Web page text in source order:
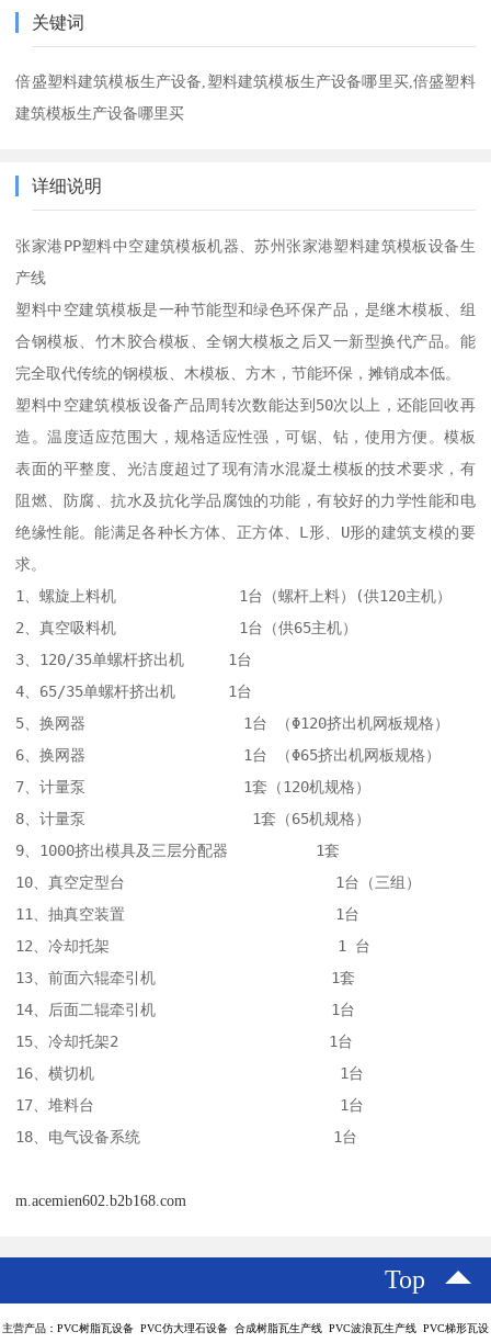
关键词
倍盛塑料建筑模板生产设备,塑料建筑模板生产设备哪里买,倍盛塑料
建筑模板生产设备哪里买
详细说明
张家港PP塑料中空建筑模板机器、苏州张家港塑料建筑模板设备生
产线
塑料中空建筑模板是一种节能型和绿色环保产品，是继木模板、组
合钢模板、竹木胶合模板、全钢大模板之后又一新型换代产品。能
完全取代传统的钢模板、木模板、方木，节能环保，摊销成本低。
塑料中空建筑模板设备产品周转次数能达到50次以上，还能回收再
造。温度适应范围大，规格适应性强，可锯、钻，使用方便。模板
表面的平整度、光洁度超过了现有清水混凝土模板的技术要求，有
阻燃、防腐、抗水及抗化学品腐蚀的功能，有较好的力学性能和电
绝缘性能。能满足各种长方体、正方体、L形、U形的建筑支模的要
求。
1、螺旋上料机              1台（螺杆上料）(供120主机）
2、真空吸料机              1台（供65主机）
3、120/35单螺杆挤出机     1台
4、65/35单螺杆挤出机      1台
5、换网器                  1台 （Φ120挤出机网板规格）
6、换网器                  1台 （Φ65挤出机网板规格）
7、计量泵                  1套（120机规格）
8、计量泵                   1套（65机规格）
9、1000挤出模具及三层分配器          1套
10、真空定型台                        1台（三组）
11、抽真空装置                        1台
12、冷却托架                          1 台
13、前面六辊牵引机                    1套
14、后面二辊牵引机                    1台
15、冷却托架2                        1台
16、横切机                            1台
17、堆料台                            1台
18、电气设备系统                      1台
m.acemien602.b2b168.com
Top
主营产品：PVC树脂瓦设备 PVC仿大理石设备 合成树脂瓦生产线 PVC波浪瓦生产线 PVC梯形瓦设